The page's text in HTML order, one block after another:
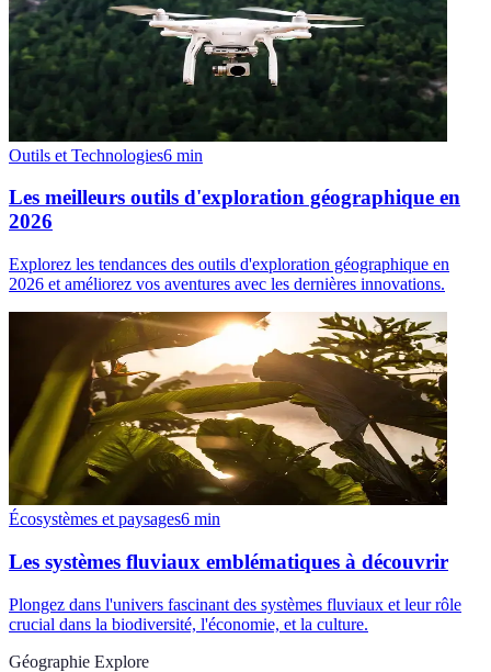
Outils et Technologies6 min
Les meilleurs outils d'exploration géographique en
2026
Explorez les tendances des outils d'exploration géographique en
2026 et améliorez vos aventures avec les dernières innovations.
Écosystèmes et paysages6 min
Les systèmes fluviaux emblématiques à découvrir
Plongez dans l'univers fascinant des systèmes fluviaux et leur rôle
crucial dans la biodiversité, l'économie, et la culture.
Géographie Explore